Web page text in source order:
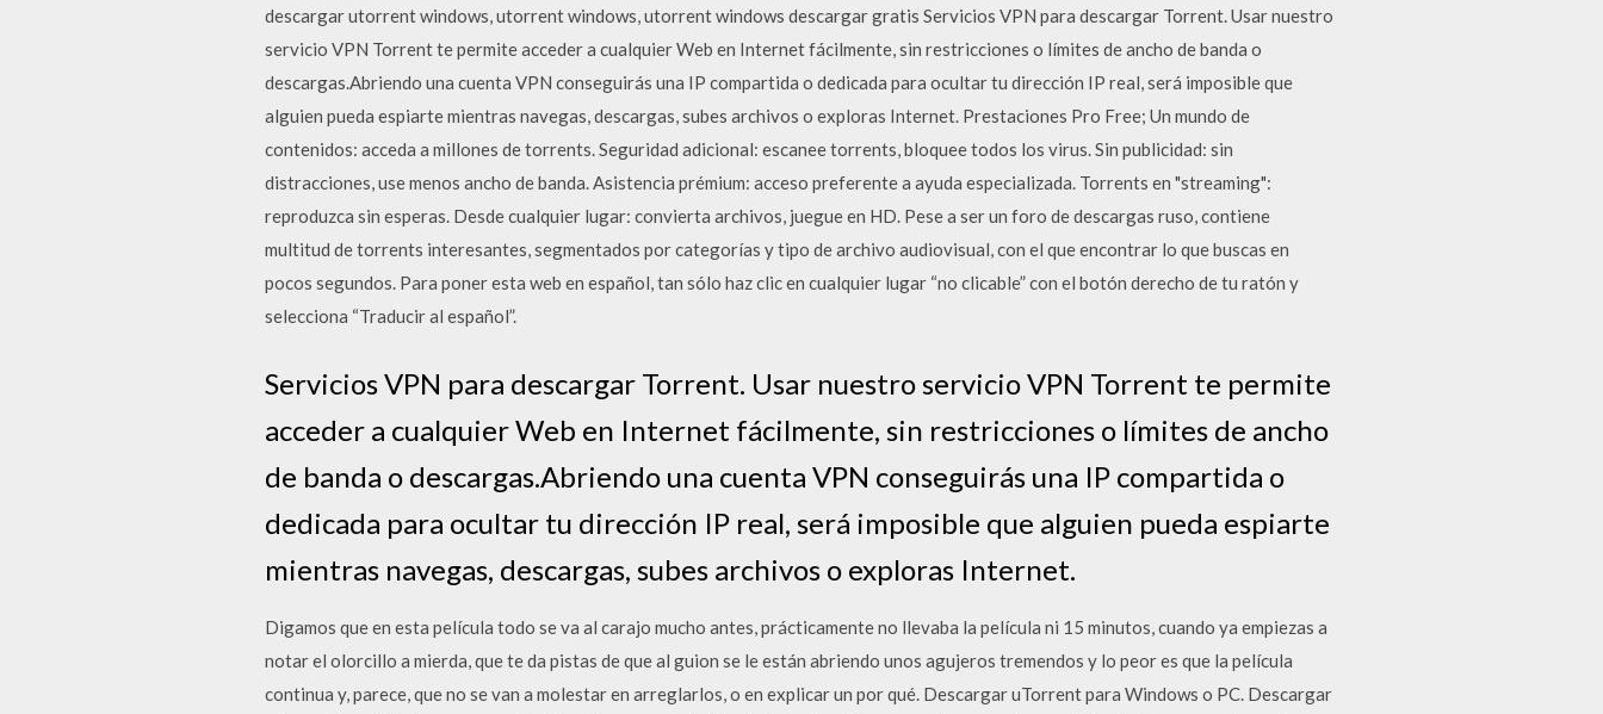
descargar utorrent windows, utorrent windows, utorrent windows descargar gratis Servicios VPN para descargar Torrent. Usar nuestro
servicio VPN Torrent te permite acceder a cualquier Web en Internet fácilmente, sin restricciones o límites de ancho de banda o
descargas.Abriendo una cuenta VPN conseguirás una IP compartida o dedicada para ocultar tu dirección IP real, será imposible que
alguien pueda espiarte mientras navegas, descargas, subes archivos o exploras Internet. Prestaciones Pro Free; Un mundo de
contenidos: acceda a millones de torrents. Seguridad adicional: escanee torrents, bloquee todos los virus. Sin publicidad: sin
distracciones, use menos ancho de banda. Asistencia prémium: acceso preferente a ayuda especializada. Torrents en "streaming":
reproduzca sin esperas. Desde cualquier lugar: convierta archivos, juegue en HD. Pese a ser un foro de descargas ruso, contiene
multitud de torrents interesantes, segmentados por categorías y tipo de archivo audiovisual, con el que encontrar lo que buscas en
pocos segundos. Para poner esta web en español, tan sólo haz clic en cualquier lugar “no clicable” con el botón derecho de tu ratón y
selecciona “Traducir al español”.
Servicios VPN para descargar Torrent. Usar nuestro servicio VPN Torrent te permite
acceder a cualquier Web en Internet fácilmente, sin restricciones o límites de ancho
de banda o descargas.Abriendo una cuenta VPN conseguirás una IP compartida o
dedicada para ocultar tu dirección IP real, será imposible que alguien pueda espiarte
mientras navegas, descargas, subes archivos o exploras Internet.
Digamos que en esta película todo se va al carajo mucho antes, prácticamente no llevaba la película ni 15 minutos, cuando ya empiezas a
notar el olorcillo a mierda, que te da pistas de que al guion se le están abriendo unos agujeros tremendos y lo peor es que la película
continua y, parece, que no se van a molestar en arreglarlos, o en explicar un por qué. Descargar uTorrent para Windows o PC. Descargar